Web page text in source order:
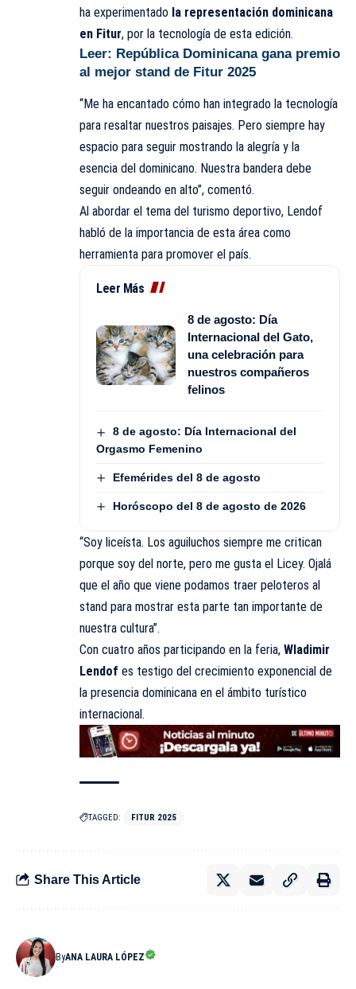
ha experimentado la representación dominicana
en Fitur, por la tecnología de esta edición.
Leer: República Dominicana gana premio
al mejor stand de Fitur 2025
“Me ha encantado cómo han integrado la tecnología
para resaltar nuestros paisajes. Pero siempre hay
espacio para seguir mostrando la alegría y la
esencia del dominicano. Nuestra bandera debe
seguir ondeando en alto”, comentó.
Al abordar el tema del turismo deportivo, Lendof
habló de la importancia de esta área como
herramienta para promover el país.
Leer Más
8 de agosto: Día
Internacional del Gato,
una celebración para
nuestros compañeros
felinos
8 de agosto: Día Internacional del
Orgasmo Femenino
Efemérides del 8 de agosto
Horóscopo del 8 de agosto de 2026
“Soy liceísta. Los aguiluchos siempre me critican
porque soy del norte, pero me gusta el Licey. Ojalá
que el año que viene podamos traer peloteros al
stand para mostrar esta parte tan importante de
nuestra cultura”.
Con cuatro años participando en la feria, Wladimir
Lendof es testigo del crecimiento exponencial de
la presencia dominicana en el ámbito turístico
internacional.
TAGGED: FITUR 2025
Share This Article
ByANA LAURA LÓPEZ